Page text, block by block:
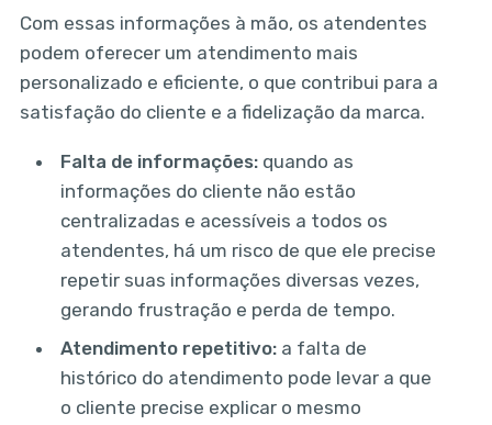
Com essas informações à mão, os atendentes
podem oferecer um atendimento mais
personalizado e eficiente, o que contribui para a
satisfação do cliente e a fidelização da marca.
Falta de informações: quando as
informações do cliente não estão
centralizadas e acessíveis a todos os
atendentes, há um risco de que ele precise
repetir suas informações diversas vezes,
gerando frustração e perda de tempo.
Atendimento repetitivo: a falta de
histórico do atendimento pode levar a que
o cliente precise explicar o mesmo